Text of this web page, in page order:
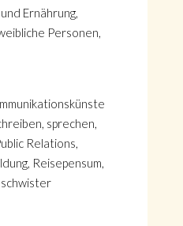
Ernährung,
Personen,
sprechen,
Relations,
Reisepensum,